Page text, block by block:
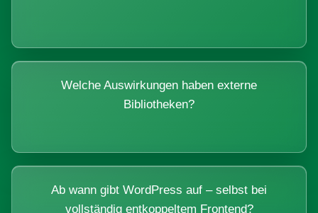
Welche Auswirkungen haben externe
Bibliotheken?
Ab wann gibt WordPress auf – selbst bei
vollständig entkoppeltem Frontend?